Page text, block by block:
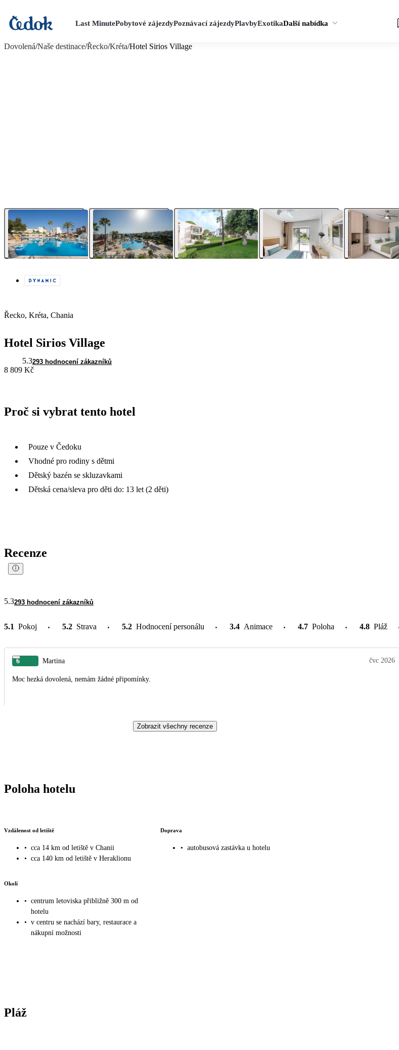
Last MinutePobytové zájezdyPoznávací zájezdyPlavbyExotikaDalší nabídka
Dovolená/Naše destinace/Řecko/Kréta/Hotel Sirios Village
Řecko, Kréta, Chania
Hotel Sirios Village
5.3293 hodnocení zákazníků
8 809 Kč
Proč si vybrat tento hotel
Pouze v Čedoku
Vhodné pro rodiny s dětmi
Dětský bazén se skluzavkami
Dětská cena/sleva pro děti do: 13 let (2 děti)
Recenze
5.3293 hodnocení zákazníků
5.1 Pokoj 5.2 Strava 5.2 Hodnocení personálu 3.4 Animace 4.7 Poloha 4.8 Pláž
6 Martina čvc 2026
Moc hezká dovolená, nemám žádné připomínky.
Zobrazit všechny recenze
Poloha hotelu
Vzdálenost od letiště
• cca 14 km od letiště v Chanii
• cca 140 km od letiště v Heraklionu
Doprava
• autobusová zastávka u hotelu
Okolí
• centrum letoviska přibližně 300 m od
hotelu
• v centru se nachází bary, restaurace a
nákupní možnosti
Pláž